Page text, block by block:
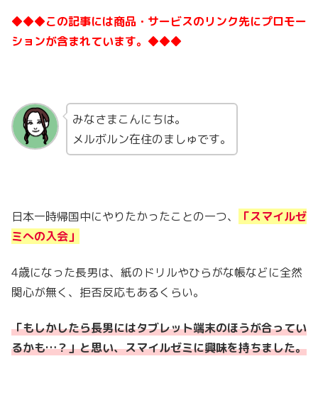
◆◆◆この記事には商品・サービスのリンク先にプロモー
ションが含まれています。◆◆◆
みなさまこんにちは。
メルボルン在住のましゅです。
日本一時帰国中にやりたかったことの一つ、
「スマイルゼ
ミへの入会」
4歳になった長男は、紙のドリルやひらがな帳などに全然
関心が無く、拒否反応もあるくらい。
「もしかしたら長男にはタブレット端末のほうが合ってい
るかも…？」と思い、スマイルゼミに興味を持ちました。